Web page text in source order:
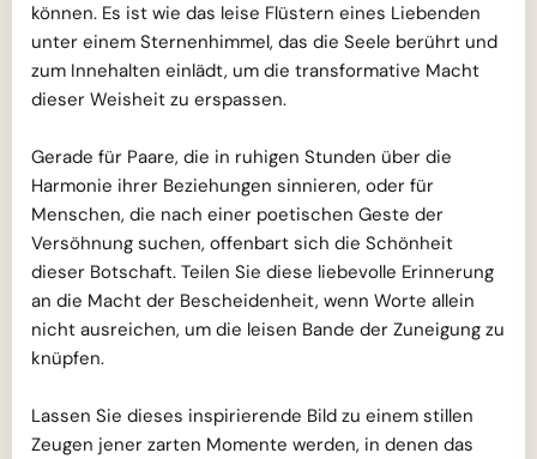
können. Es ist wie das leise Flüstern eines Liebenden
unter einem Sternenhimmel, das die Seele berührt und
zum Innehalten einlädt, um die transformative Macht
dieser Weisheit zu erspassen.
Gerade für Paare, die in ruhigen Stunden über die
Harmonie ihrer Beziehungen sinnieren, oder für
Menschen, die nach einer poetischen Geste der
Versöhnung suchen, offenbart sich die Schönheit
dieser Botschaft. Teilen Sie diese liebevolle Erinnerung
an die Macht der Bescheidenheit, wenn Worte allein
nicht ausreichen, um die leisen Bande der Zuneigung zu
knüpfen.
Lassen Sie dieses inspirierende Bild zu einem stillen
Zeugen jener zarten Momente werden, in denen das